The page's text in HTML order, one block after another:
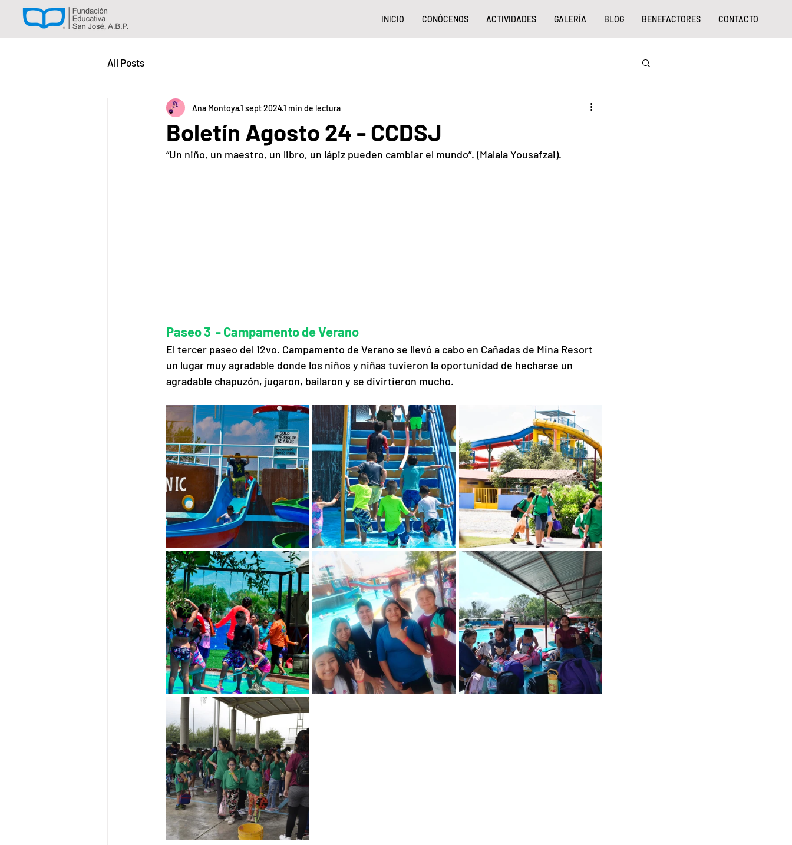
INICIO CONÓCENOS ACTIVIDADES GALERÍA BLOG BENEFACTORES CONTACTO
All Posts
Boletín Agosto 24 - CCDSJ
Ana Montoya1 sept 20241 min de lectura
“Un niño, un maestro, un libro, un lápiz pueden cambiar el mundo”. (Malala Yousafzai).
Paseo 3  - Campamento de Verano
El tercer paseo del 12vo. Campamento de Verano se llevó a cabo en Cañadas de Mina Resort
un lugar muy agradable donde los niños y niñas tuvieron la oportunidad de hecharse un
agradable chapuzón, jugaron, bailaron y se divirtieron mucho.